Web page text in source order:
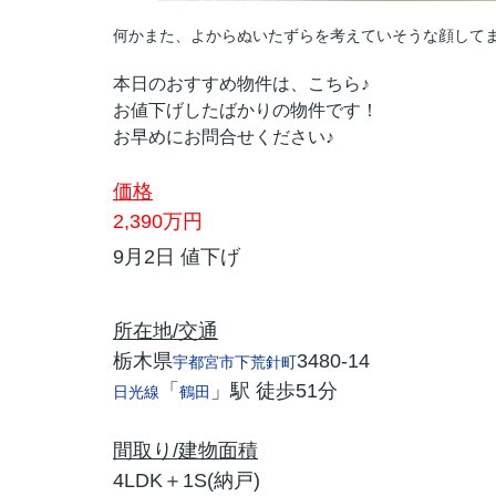
何かまた、よからぬいたずらを考えていそうな顔して
本日のおすすめ物件は、こちら♪
お値下げしたばかりの物件です！
お早めにお問合せください♪
価格
2,390万円
9月2日 値下げ
所在地/交通
栃木県宇都宮市下荒針町3480-14
日光線 「 鶴田 」駅 徒歩51分
間取り/建物面積
4LDK＋1S(納戸)